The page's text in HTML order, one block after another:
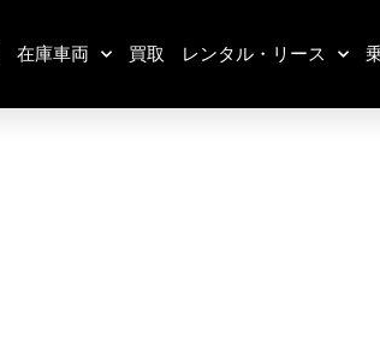
在庫車両 買取 レンタル・リース